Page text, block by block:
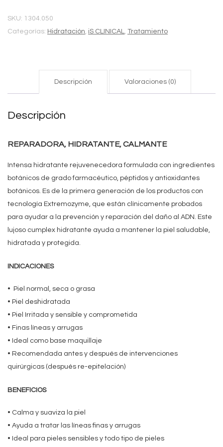
SKU: 1304.050
Categorías: Hidratación, iS CLINICAL, Tratamiento
Descripción Valoraciones (0)
Descripción
REPARADORA, HIDRATANTE, CALMANTE
Intensa hidratante rejuvenecedora formulada con ingredientes
botánicos de grado farmacéutico, péptidos y antioxidantes
botánicos. Es de la primera generación de los productos con
tecnología Extremozyme, que están clínicamente probados
para ayudar a la prevención y reparación del daño al ADN. Este
lujoso cumplex hidratante ayuda a mantener la piel saludable,
hidratada y protegida.
INDICACIONES
• Piel normal, seca o grasa
• Piel deshidratada
• Piel Irritada y sensible y comprometida
• Finas líneas y arrugas
• Ideal como base maquillaje
• Recomendada antes y después de intervenciones
quirúrgicas (después re-epitelación)
BENEFICIOS
• Calma y suaviza la piel
• Ayuda a tratar las líneas finas y arrugas
• Ideal para pieles sensibles y todo tipo de pieles